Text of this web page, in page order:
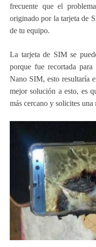
frecuente que el
originado por la tarjeta de
de tu equipo.
La tarjeta de SIM se
porque fue recortada
Nano SIM, esto resultaría
mejor solución a esto, es
más cercano y solicites una